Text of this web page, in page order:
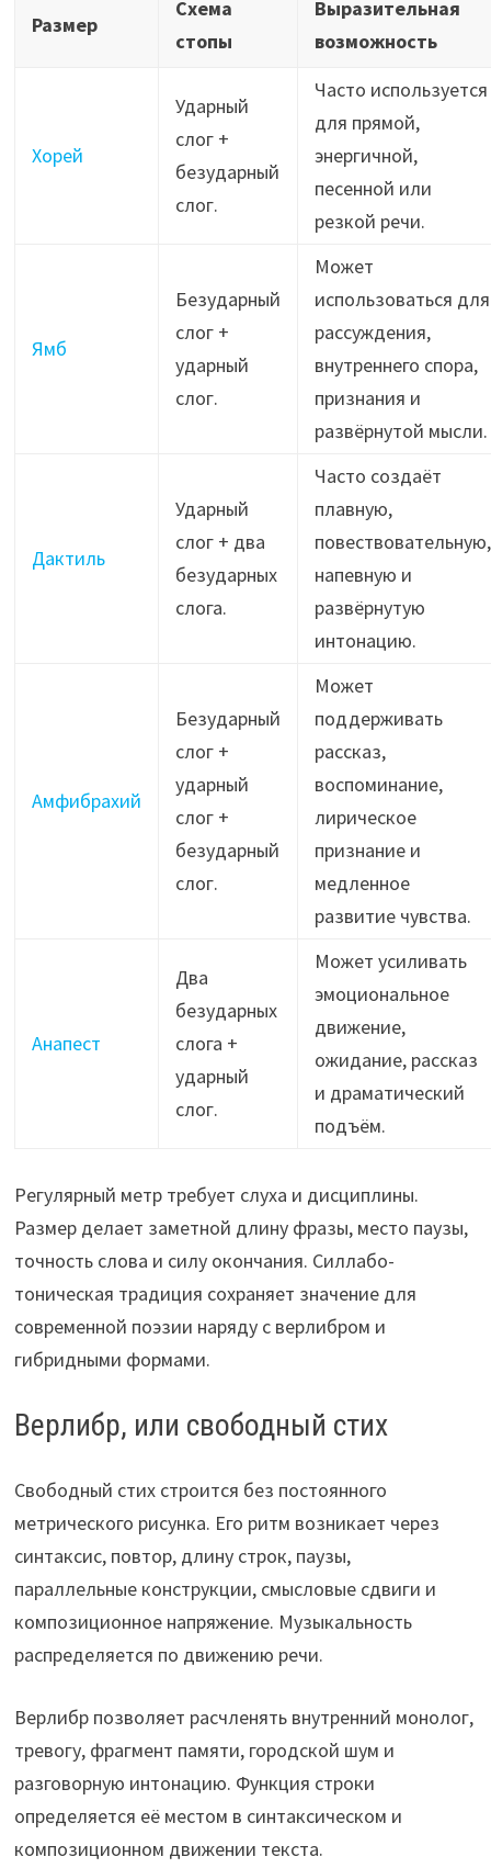
Размер
Схема
стопы
Выразительная
возможность
Хорей
Ударный
слог +
безударный
слог.
Часто используется
для прямой,
энергичной,
песенной или
резкой речи.
Ямб
Безударный
слог +
ударный
слог.
Может
использоваться для
рассуждения,
внутреннего спора,
признания и
развёрнутой мысли.
Дактиль
Ударный
слог + два
безударных
слога.
Часто создаёт
плавную,
повествовательную,
напевную и
развёрнутую
интонацию.
Амфибрахий
Безударный
слог +
ударный
слог +
безударный
слог.
Может
поддерживать
рассказ,
воспоминание,
лирическое
признание и
медленное
развитие чувства.
Анапест
Два
безударных
слога +
ударный
слог.
Может усиливать
эмоциональное
движение,
ожидание, рассказ
и драматический
подъём.
Регулярный метр требует слуха и дисциплины.
Размер делает заметной длину фразы, место паузы,
точность слова и силу окончания. Силлабо-
тоническая традиция сохраняет значение для
современной поэзии наряду с верлибром и
гибридными формами.
Верлибр, или свободный стих
Свободный стих строится без постоянного
метрического рисунка. Его ритм возникает через
синтаксис, повтор, длину строк, паузы,
параллельные конструкции, смысловые сдвиги и
композиционное напряжение. Музыкальность
распределяется по движению речи.
Верлибр позволяет расчленять внутренний монолог,
тревогу, фрагмент памяти, городской шум и
разговорную интонацию. Функция строки
определяется её местом в синтаксическом и
композиционном движении текста.